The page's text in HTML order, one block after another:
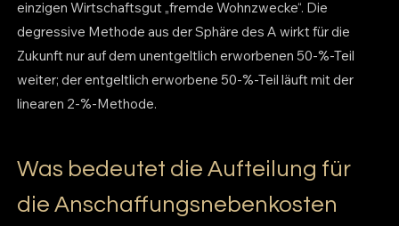
einzigen Wirtschaftsgut „fremde Wohnzwecke“. Die
degressive Methode aus der Sphäre des A wirkt für die
Zukunft nur auf dem unentgeltlich erworbenen 50-%-Teil
weiter; der entgeltlich erworbene 50-%-Teil läuft mit der
linearen 2-%-Methode.
Was bedeutet die Aufteilung für
die Anschaffungsnebenkosten